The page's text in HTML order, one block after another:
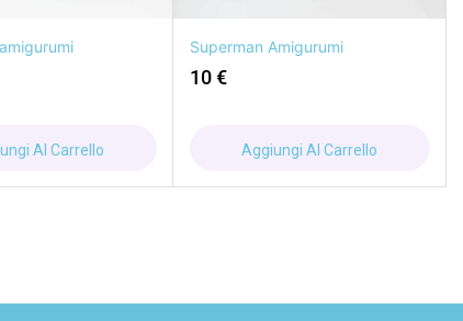
Al Carrello
Superman Amigurumi
10€
Aggiungi Al Carrello